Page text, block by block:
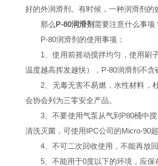
好的外润滑剂。有时候，一种润滑剂
那么P-80润滑剂 需要注意什么事项
P-80润滑剂的使用事项：
1、使用前摇动搅拌均匀，使用刷子
温度越高挥发越快），P-80润滑剂不
2、无毒无害不易燃，水性材料，杜
会协会列为三零安全产品。
3、不要使用气泵从气到P80桶中搅
清洗灭菌，可使用IPC公司的Micro-90
4、不可二次回收使用，不能再放回
5、不能用于0度以下的环境，应保